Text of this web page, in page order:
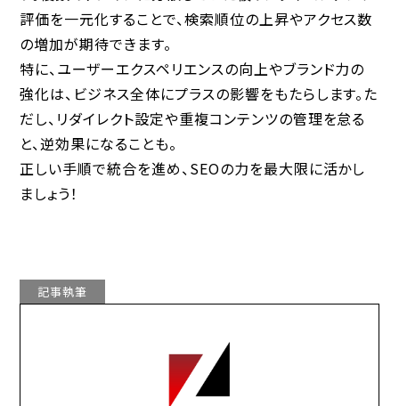
評価を一元化することで、検索順位の上昇やアクセス数
の増加が期待できます。
特に、ユーザーエクスペリエンスの向上やブランド力の
強化は、ビジネス全体にプラスの影響をもたらします。た
だし、リダイレクト設定や重複コンテンツの管理を怠る
と、逆効果になることも。
正しい手順で統合を進め、SEOの力を最大限に活かし
ましょう！
記事執筆